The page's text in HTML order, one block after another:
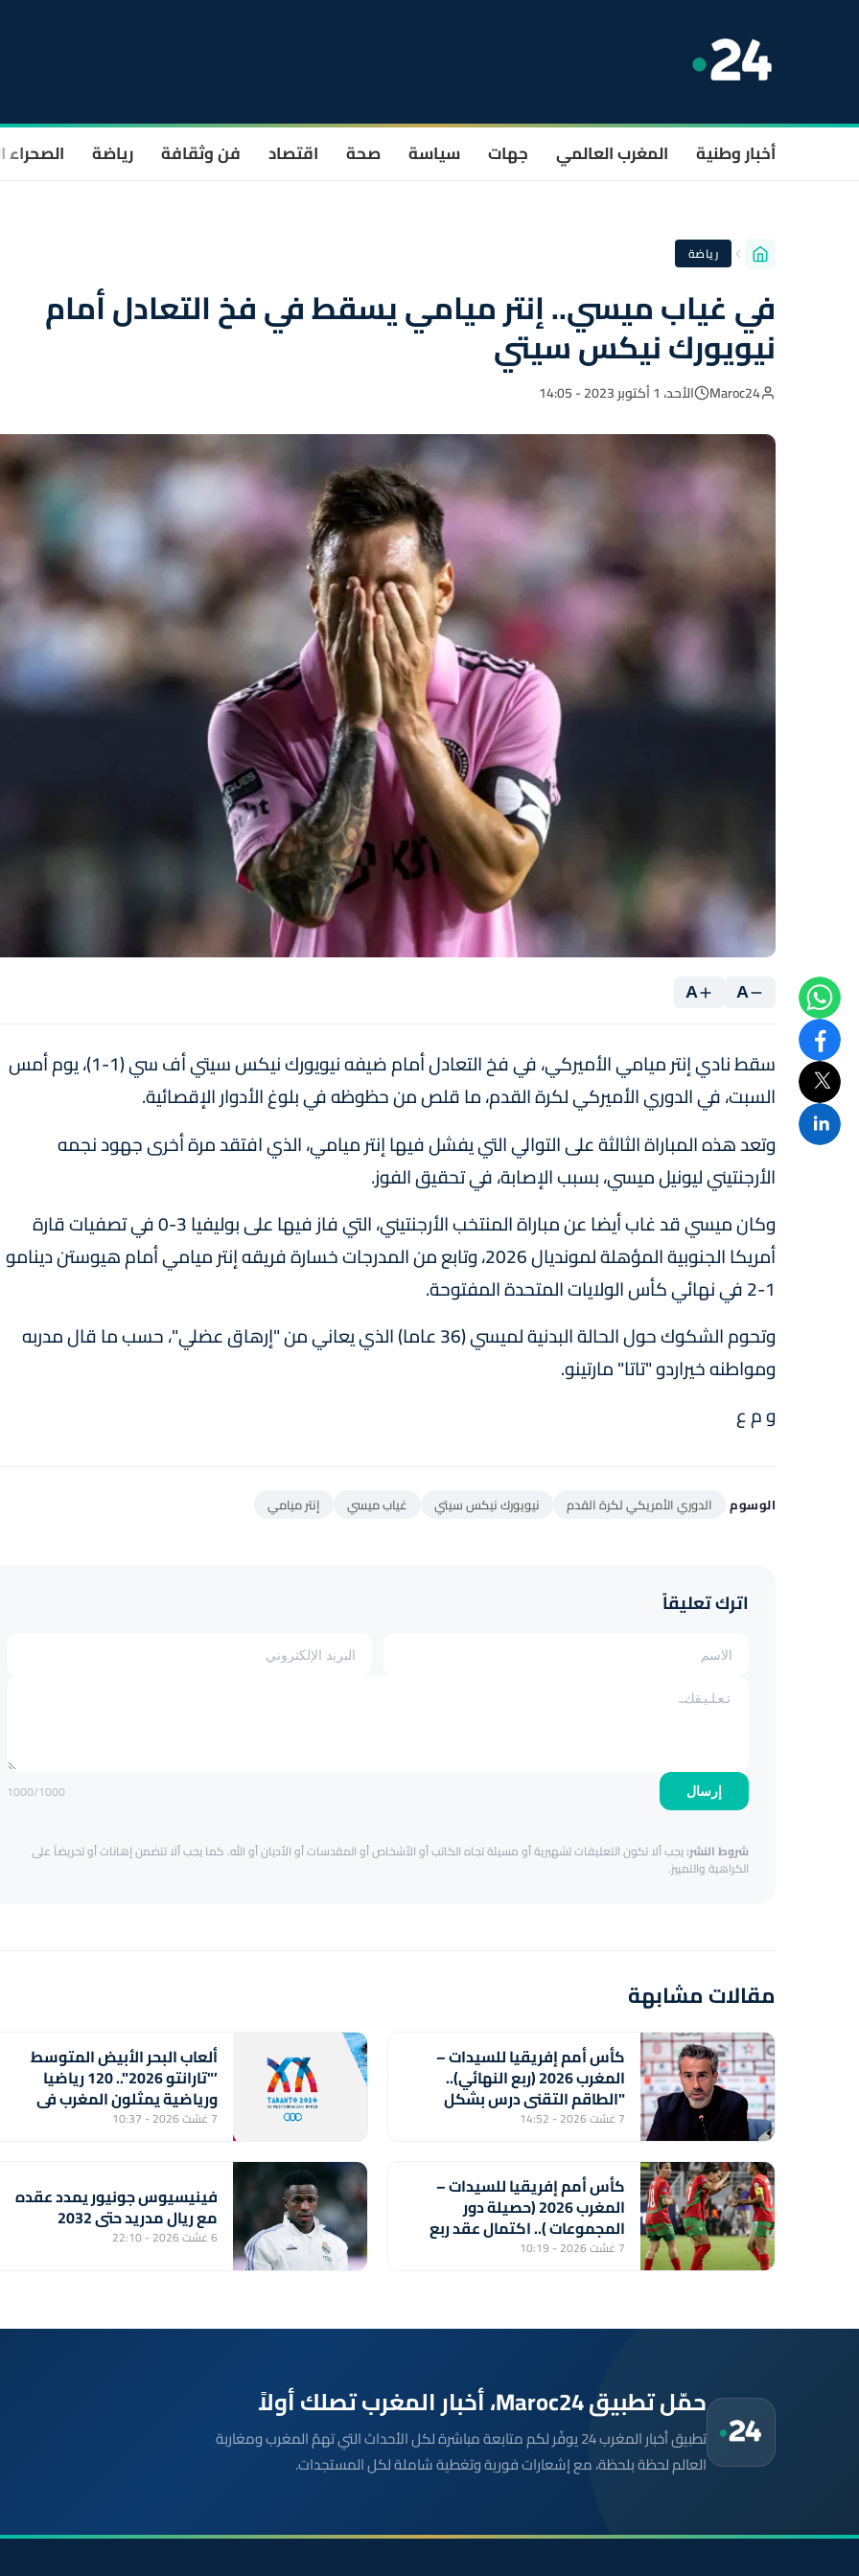
أخبار وطنية المغرب العالمي جهات سياسة صحة اقتصاد فن وثقافة رياضة الصحراء
رياضة
في غياب ميسي.. إنتر ميامي يسقط في فخ التعادل أمام
نيويورك نيكس سيتي
Maroc24 الأحد، 1 أكتوبر 2023 - 14:05
A
A
سقط نادي إنتر ميامي الأميركي، في فخ التعادل أمام ضيفه نيويورك نيكس سيتي أف سي (1-1)، يوم أمس
السبت، في الدوري الأميركي لكرة القدم، ما قلص من حظوظه في بلوغ الأدوار الإقصائية.
وتعد هذه المباراة الثالثة على التوالي التي يفشل فيها إنتر ميامي، الذي افتقد مرة أخرى جهود نجمه
الأرجنتيني ليونيل ميسي، بسبب الإصابة، في تحقيق الفوز.
وكان ميسي قد غاب أيضا عن مباراة المنتخب الأرجنتيني، التي فاز فيها على بوليفيا 3-0 في تصفيات قارة
أمريكا الجنوبية المؤهلة لمونديال 2026، وتابع من المدرجات خسارة فريقه إنتر ميامي أمام هيوستن دينامو
1-2 في نهائي كأس الولايات المتحدة المفتوحة.
وتحوم الشكوك حول الحالة البدنية لميسي (36 عاما) الذي يعاني من "إرهاق عضلي"، حسب ما قال مدربه
ومواطنه خيراردو "تاتا" مارتينو.
و م ع
الوسوم الدوري الأمريكي لكرة القدم نيويورك نيكس سيتي غياب ميسي إنتر ميامي
اترك تعليقاً
إرسال 1000/1000
شروط النشر:يجب ألا تكون التعليقات تشهيرية أو مسيئة تجاه الكاتب أو الأشخاص أو المقدسات أو الأديان أو الله. كما يجب ألا تتضمن إهانات أو تحريضاً على
الكراهية والتمييز.
مقالات مشابهة
كأس أمم إفريقيا للسيدات –
المغرب 2026 (ربع النهائي)..
"الطاقم التقني درس بشكل
دقيق منتخب جنوب إفريقيا
7 غشت 2026 - 14:52
ألعاب البحر الأبيض المتوسط
’"تارانتو 2026".. 120 رياضيا
ورياضية يمثلون المغرب في
الدورة العشرين
7 غشت 2026 - 10:37
كأس أمم إفريقيا للسيدات –
المغرب 2026 (حصيلة دور
المجموعات ).. اكتمال عقد ربع
النهائي ولبؤات الأطلس أمام
7 غشت 2026 - 10:19
فينيسيوس جونيور يمدد عقده
مع ريال مدريد حتى 2032
6 غشت 2026 - 22:10
حمّل تطبيق Maroc24، أخبار المغرب تصلك أولاً
تطبيق أخبار المغرب 24 يوفّر لكم متابعة مباشرة لكل الأحداث التي تهمّ المغرب ومغاربة
العالم لحظة بلحظة، مع إشعارات فورية وتغطية شاملة لكل المستجدات.